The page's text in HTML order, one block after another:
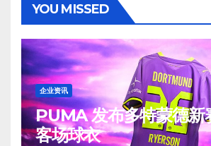
YOU MISSED
企业资讯
PUMA 发布多特蒙德新
客场球衣